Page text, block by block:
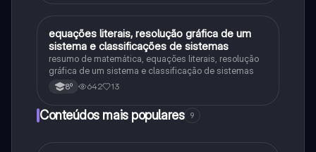
Matemática
equações literais, resolução gráfica de um
sistema e classificações de sistemas
resumo de matemática, equações literais, resolução
gráfica de um sistema e classificação de sistemas
8º 642 13
Conteúdos mais populares 9